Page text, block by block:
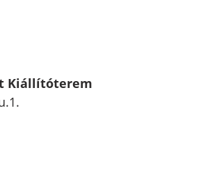
Kiállítóterem